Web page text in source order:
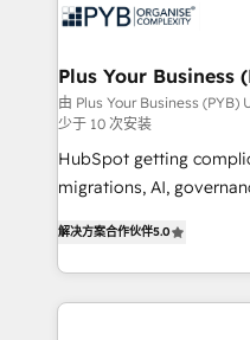
powerful growth engine.
professional services,
Town, Dubai & London. 500+ HubSpot CRM
implementations
across ChatGPT,
Google AI Overviews. HubSpot Impact Award -
Customer First
Migration Excellence
Platform Excellence 40+ full-time HubSpot
professionals. 100s of certifications and
Plus Your Business
由 Plus Your Business (PYB)
少于 10 次安装
HubSpot getting
migrations, AI, governance. We
Welcome to our Profile! We
implementation,
training • CRM
解决方案合作伙伴5.0